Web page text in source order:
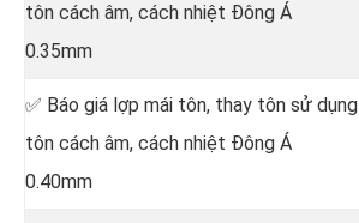
tôn cách âm, cách nhiệt Đông Á
0.35mm
✅ Báo giá lợp mái tôn, thay tôn sử dụng
tôn cách âm, cách nhiệt Đông Á
0.40mm